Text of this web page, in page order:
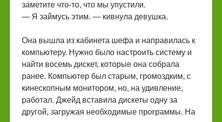
заметите что-то, что мы упустили.
— Я займусь этим. — кивнула девушка.
Она вышла из кабинета шефа и направилась к
компьютеру. Нужно было настроить систему и
найти восемь дискет, которые она собрала
ранее. Компьютер был старым, громоздким, с
кинескопным монитором, но, на удивление,
работал. Джейд вставила дискеты одну за
другой, загружая необходимые программы. На